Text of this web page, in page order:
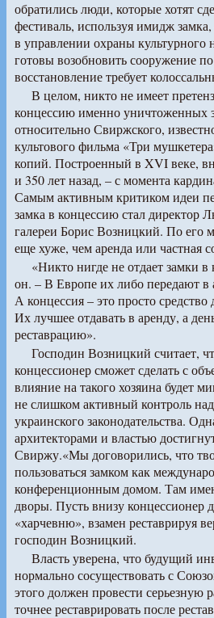
обратились люди, которые хотят
фестиваль, используя имидж
в управлении охраны
готовы возобновить сооружение
восстановление требует
В целом, никто не имеет
концессию именно уничтоженных
относительно Свиржского,
культового фильма «Три
копий. Построенный в XVI веке,
и 350 лет назад, – с момента
Самым активным критиком идеи
замка в концессию стал директор
галереи Борис Возницкий. По его
еще хуже, чем аренда или частная
«Никто нигде не отдает замки
он. – В Европе их либо передают в
А концессия – это просто
Их лучшее отдавать в аренду, а
реставрацию».
Господин Возницкий считает,
концессионер сможет сделать с
влияние на такого хозяина будет
не слишком активный контроль
украинского законодательства.
архитекторами и властью
Свиржу.«Мы договорились, что
пользоваться замком как
конференционным домом. Там
дворы. Пусть внизу концессионер
«харчевню», взамен реставрируя
господин Возницкий.
Власть уверена, что будущий
нормально сосуществовать с
этого должен провести серьезную
точнее реставрировать после